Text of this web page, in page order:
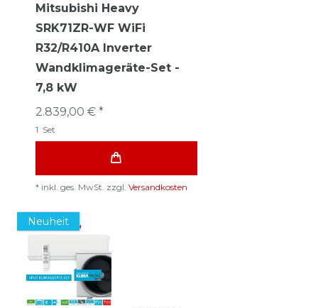
Mitsubishi Heavy
SRK71ZR-WF WiFi
R32/R410A Inverter
Wandklimageräte-Set -
7,8 kW
2.839,00 € *
1 Set
* inkl. ges. MwSt. zzgl. Versandkosten
Neuheit